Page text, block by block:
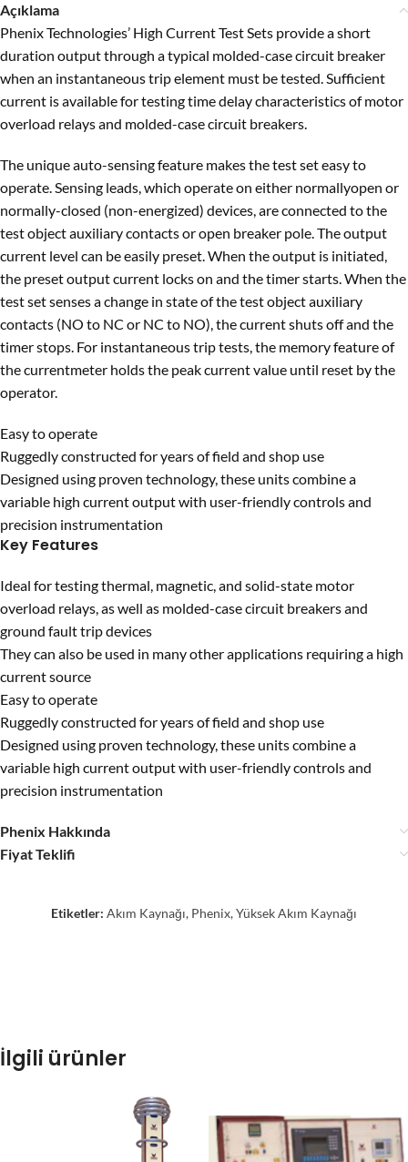
Açıklama
Phenix Technologies’ High Current Test Sets provide a short
duration output through a typical molded-case circuit breaker
when an instantaneous trip element must be tested. Sufficient
current is available for testing time delay characteristics of motor
overload relays and molded-case circuit breakers.
The unique auto-sensing feature makes the test set easy to
operate. Sensing leads, which operate on either normallyopen or
normally-closed (non-energized) devices, are connected to the
test object auxiliary contacts or open breaker pole. The output
current level can be easily preset. When the output is initiated,
the preset output current locks on and the timer starts. When the
test set senses a change in state of the test object auxiliary
contacts (NO to NC or NC to NO), the current shuts off and the
timer stops. For instantaneous trip tests, the memory feature of
the currentmeter holds the peak current value until reset by the
operator.
Easy to operate
Ruggedly constructed for years of field and shop use
Designed using proven technology, these units combine a
variable high current output with user-friendly controls and
precision instrumentation
Key Features
Ideal for testing thermal, magnetic, and solid-state motor
overload relays, as well as molded-case circuit breakers and
ground fault trip devices
They can also be used in many other applications requiring a high
current source
Easy to operate
Ruggedly constructed for years of field and shop use
Designed using proven technology, these units combine a
variable high current output with user-friendly controls and
precision instrumentation
Phenix Hakkında
Fiyat Teklifi
Etiketler: Akım Kaynağı, Phenix,Yüksek Akım Kaynağı
İlgili ürünler